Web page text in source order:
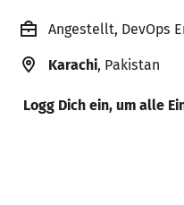
Angestellt, DevOps
Karachi, Pakistan
Logg Dich ein, um alle